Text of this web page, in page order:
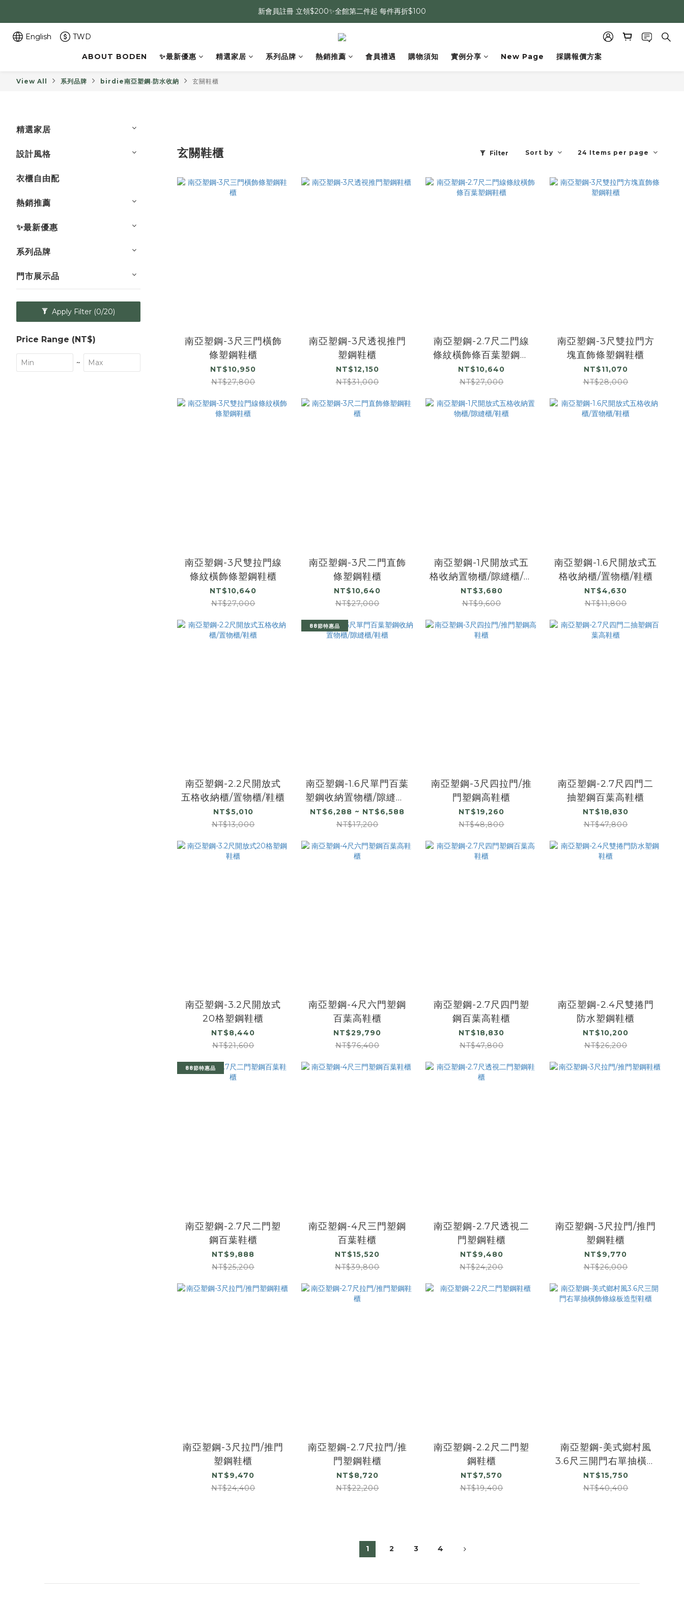
新會員註冊 立領$200✨全館第二件起 每件再折$100
English TWD
ABOUT BODEN ✨最新優惠 精選家居 系列品牌 熱銷推薦 會員禮遇 購物須知 實例分享 New Page 採購報價方案
View All 系列品牌 birdie南亞塑鋼‧防水收納 玄關鞋櫃
精選家居
設計風格
衣櫃自由配
熱銷推薦
✨最新優惠
系列品牌
門市展示品
Apply Filter (0/20)
Price Range (NT$)
~
玄關鞋櫃 Filter Sort by 24 Items per page
南亞塑鋼-3尺三門橫飾
條塑鋼鞋櫃
NT$10,950
NT$27,800
南亞塑鋼-3尺透視推門
塑鋼鞋櫃
NT$12,150
NT$31,000
南亞塑鋼-2.7尺二門線
條紋橫飾條百葉塑鋼鞋
櫃
NT$10,640
NT$27,000
南亞塑鋼-3尺雙拉門方
塊直飾條塑鋼鞋櫃
NT$11,070
NT$28,000
南亞塑鋼-3尺雙拉門線
條紋橫飾條塑鋼鞋櫃
NT$10,640
NT$27,000
南亞塑鋼-3尺二門直飾
條塑鋼鞋櫃
NT$10,640
NT$27,000
南亞塑鋼-1尺開放式五
格收納置物櫃/隙縫櫃/鞋
櫃
NT$3,680
NT$9,600
南亞塑鋼-1.6尺開放式五
格收納櫃/置物櫃/鞋櫃
NT$4,630
NT$11,800
南亞塑鋼-2.2尺開放式
五格收納櫃/置物櫃/鞋櫃
NT$5,010
NT$13,000
88節特惠品
南亞塑鋼-1.6尺單門百葉
塑鋼收納置物櫃/隙縫櫃/
鞋櫃
NT$6,288 ~ NT$6,588
NT$17,200
南亞塑鋼-3尺四拉門/推
門塑鋼高鞋櫃
NT$19,260
NT$48,800
南亞塑鋼-2.7尺四門二
抽塑鋼百葉高鞋櫃
NT$18,830
NT$47,800
南亞塑鋼-3.2尺開放式
20格塑鋼鞋櫃
NT$8,440
NT$21,600
南亞塑鋼-4尺六門塑鋼
百葉高鞋櫃
NT$29,790
NT$76,400
南亞塑鋼-2.7尺四門塑
鋼百葉高鞋櫃
NT$18,830
NT$47,800
南亞塑鋼-2.4尺雙捲門
防水塑鋼鞋櫃
NT$10,200
NT$26,200
88節特惠品
南亞塑鋼-2.7尺二門塑
鋼百葉鞋櫃
NT$9,888
NT$25,200
南亞塑鋼-4尺三門塑鋼
百葉鞋櫃
NT$15,520
NT$39,800
南亞塑鋼-2.7尺透視二
門塑鋼鞋櫃
NT$9,480
NT$24,200
南亞塑鋼-3尺拉門/推門
塑鋼鞋櫃
NT$9,770
NT$26,000
南亞塑鋼-3尺拉門/推門
塑鋼鞋櫃
NT$9,470
NT$24,400
南亞塑鋼-2.7尺拉門/推
門塑鋼鞋櫃
NT$8,720
NT$22,200
南亞塑鋼-2.2尺二門塑
鋼鞋櫃
NT$7,570
NT$19,400
南亞塑鋼-美式鄉村風
3.6尺三開門右單抽橫飾
條線板造型鞋櫃
NT$15,750
NT$40,400
1 2 3 4